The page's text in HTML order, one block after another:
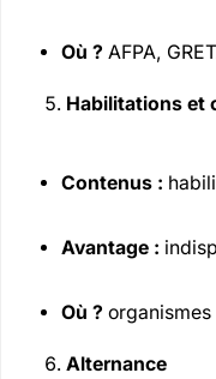
Où ? AFPA,
Habilitations et
Contenus :
Avantage :
Où ?
Alternance